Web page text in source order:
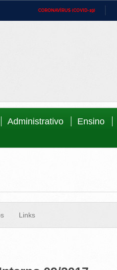
CORONAVÍRUS (COVID-19)
Administrativo Ensino
Links